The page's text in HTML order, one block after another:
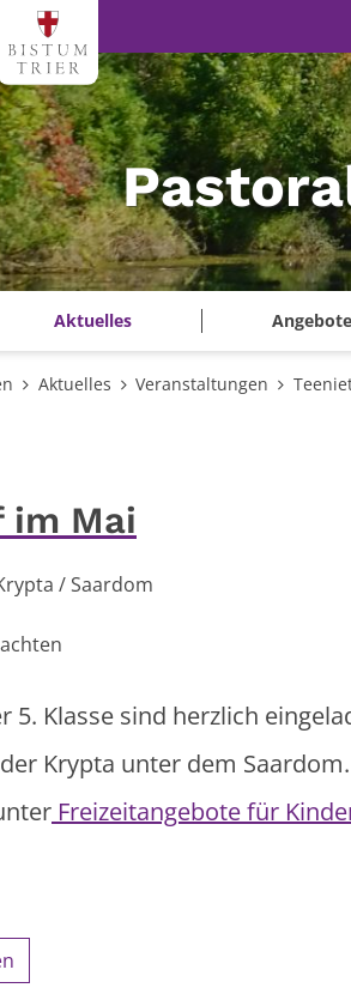
Aktuelles
Aktuelles Veranstaltungen
im Mai
/ Saardom
5. Klasse sind herzlich
Krypta unter dem Saardom.
Freizeitangebote für